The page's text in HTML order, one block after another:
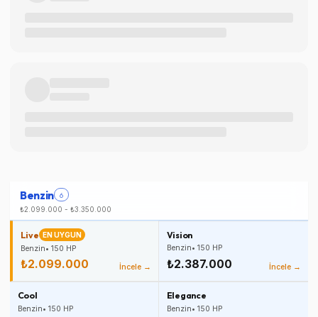
Benzin 6
₺2.099.000 - ₺3.350.000
Live EN UYGUN
Benzin• 150 HP
₺2.099.000 İncele →
Vision
Benzin• 150 HP
₺2.387.000 İncele →
Cool
Benzin• 150 HP
Elegance
Benzin• 150 HP